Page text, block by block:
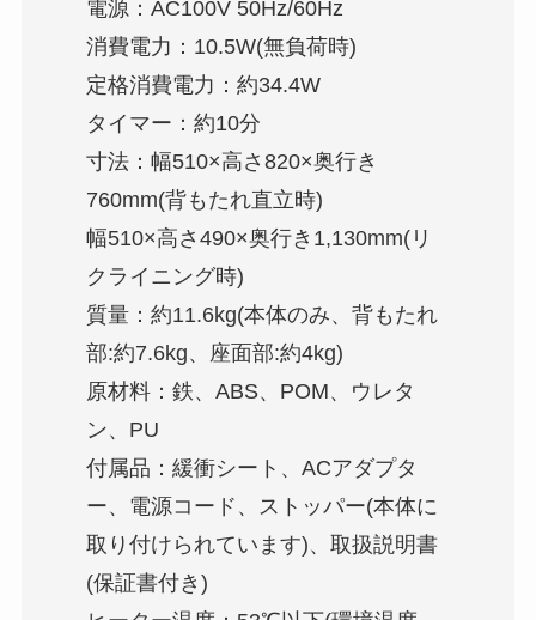
電源：AC100V 50Hz/60Hz
消費電力：10.5W(無負荷時)
定格消費電力：約34.4W
タイマー：約10分
寸法：幅510×高さ820×奥行き
760mm(背もたれ直立時)
幅510×高さ490×奥行き1,130mm(リ
クライニング時)
質量：約11.6kg(本体のみ、背もたれ
部:約7.6kg、座面部:約4kg)
原材料：鉄、ABS、POM、ウレタ
ン、PU
付属品：緩衝シート、ACアダプタ
ー、電源コード、ストッパー(本体に
取り付けられています)、取扱説明書
(保証書付き)